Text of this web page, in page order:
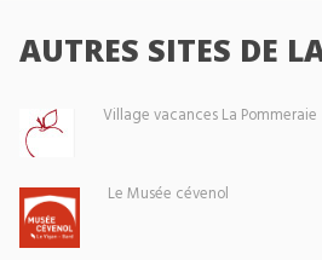
AUTRES SITES DE
Village vacances La Pommeraie
Le Musée cévenol